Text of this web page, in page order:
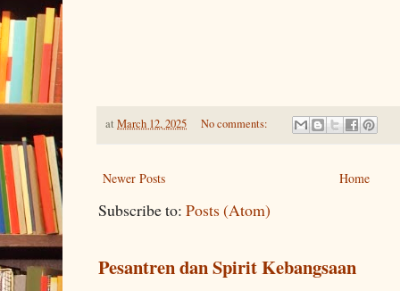
at March 12, 2025 No comments:
Newer Posts Home
Subscribe to: Posts (Atom)
Pesantren dan Spirit Kebangsaan